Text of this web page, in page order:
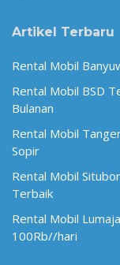
Artikel Terbaru
Rental Mobil
Rental Mobil BSD
Bulanan
Rental Mobil
Sopir
Rental Mobil
Terbaik
Rental Mobil
100Rb//hari